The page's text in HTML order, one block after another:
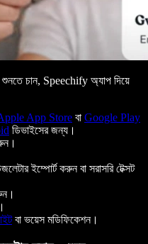
শুনতে চান, Speechify অ্যাপ দিয়ে
App Store বা Google Play
ডিভাইসের জন্য।
ইম্পোর্ট করুন বা সরাসরি টেক্সট
বা ভয়েস মডিফিকেশন।